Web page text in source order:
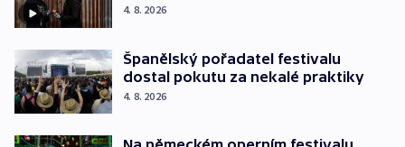
4. 8. 2026
Španělský pořadatel festivalu
dostal pokutu za nekalé praktiky
4. 8. 2026